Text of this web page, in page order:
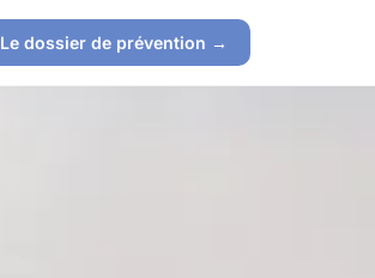
Le dossier de prévention →